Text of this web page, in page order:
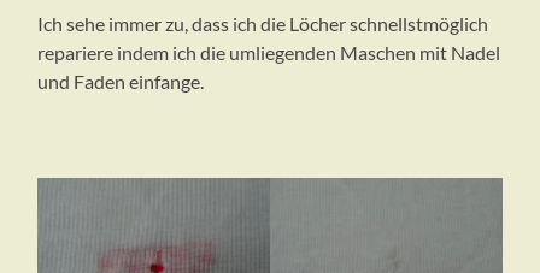
Ich sehe immer zu, dass ich die Löcher schnellstmöglich
repariere indem ich die umliegenden Maschen mit Nadel
und Faden einfange.